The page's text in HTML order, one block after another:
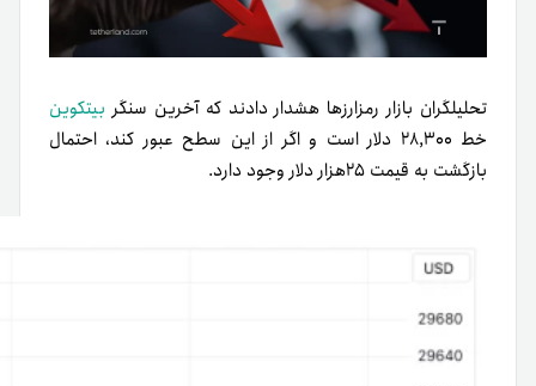
تحلیلگران بازار رمزارزها هشدار دادند که آخرین سنگر بیتکوین
خط ۲۸,۳۰۰ دلار است و اگر از این سطح عبور کند، احتمال
بازگشت به قیمت ۲۵هزار دلار وجود دارد.